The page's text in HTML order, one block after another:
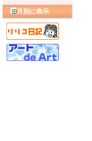
月別に表示